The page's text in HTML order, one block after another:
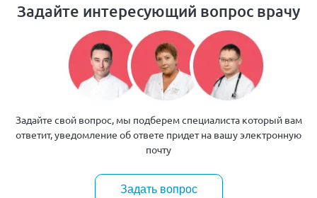
Задайте интересующий вопрос врачу
Задайте свой вопрос, мы подберем специалиста который вам
ответит, уведомление об ответе придет на вашу электронную
почту
Задать вопрос